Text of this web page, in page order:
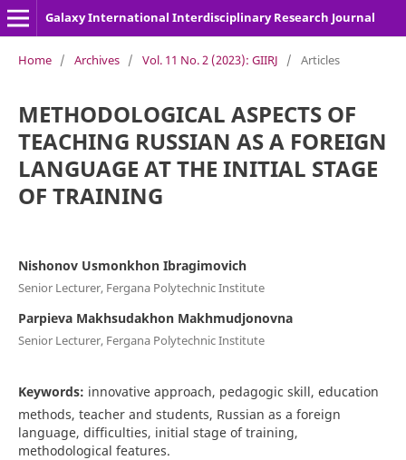
Galaxy International Interdisciplinary Research Journal
Home / Archives / Vol. 11 No. 2 (2023): GIIRJ / Articles
METHODOLOGICAL ASPECTS OF
TEACHING RUSSIAN AS A FOREIGN
LANGUAGE AT THE INITIAL STAGE
OF TRAINING
Nishonov Usmonkhon Ibragimovich
Senior Lecturer, Fergana Polytechnic Institute
Parpieva Makhsudakhon Makhmudjonovna
Senior Lecturer, Fergana Polytechnic Institute
Keywords: innovative approach, pedagogic skill, education
methods, teacher and students, Russian as a foreign
language, difficulties, initial stage of training,
methodological features.